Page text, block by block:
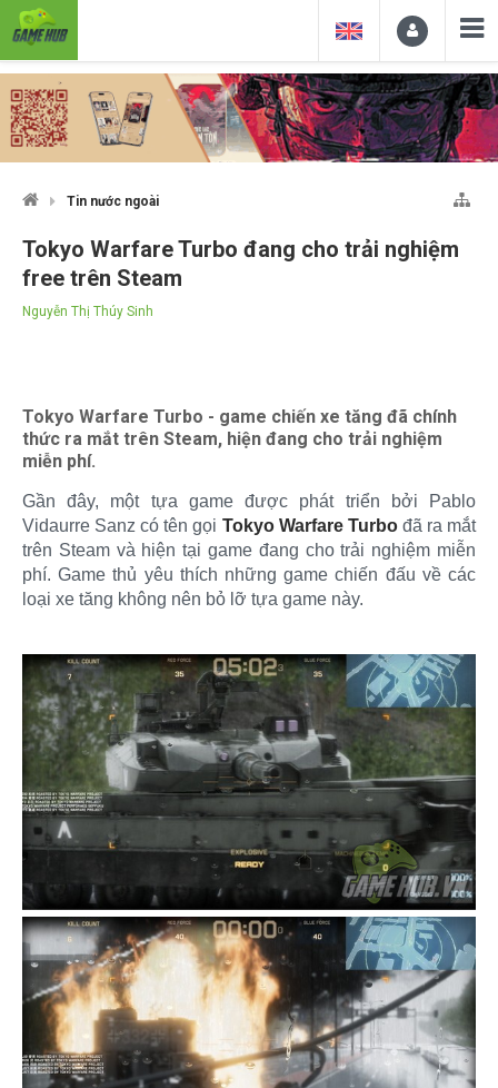
Tin nước ngoài
Tokyo Warfare Turbo đang cho trải nghiệm
free trên Steam
Nguyễn Thị Thúy Sinh
Tokyo Warfare Turbo - game chiến xe tăng đã chính
thức ra mắt trên Steam, hiện đang cho trải nghiệm
miễn phí.
Gần đây, một tựa game được phát triển bởi Pablo
Vidaurre Sanz có tên gọi Tokyo Warfare Turbođã ra mắt
trên Steam và hiện tại game đang cho trải nghiệm miễn
phí. Game thủ yêu thích những game chiến đấu về các
loại xe tăng không nên bỏ lỡ tựa game này.